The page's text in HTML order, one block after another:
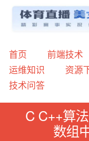
首页 前端技术
运维知识
资源
技术问答
C C++算
数组